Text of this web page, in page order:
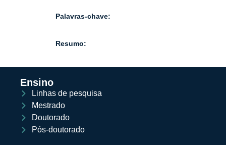
Palavras-chave:
Resumo:
Ensino
Linhas de pesquisa
Mestrado
Doutorado
Pós-doutorado